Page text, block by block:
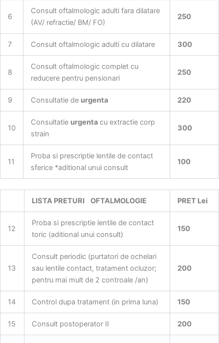
6
Consult oftalmologic adulti fara dilatare
(AV/ refractie/ BM/ FO)
250
7 Consult oftalmologic adulti cu dilatare 300
8
Consult oftalmologic complet cu
reducere pentru pensionari
250
9 Consultatie de urgenta 220
10
Consultatie urgentacu extractie corp
strain
300
11
Proba si prescriptie lentile de contact
sferice *aditional unui consult
100
LISTA PRETURI OFTALMOLOGIE PRET Lei
12
Proba si prescriptie lentile de contact
toric (aditional unui consult)
150
13
Consult periodic (purtatori de ochelari
sau lentile contact, tratament ocluzor;
pentru mai mult de 2 controale /an)
200
14 Control dupa tratament (in prima luna) 150
15 Consult postoperator II 200